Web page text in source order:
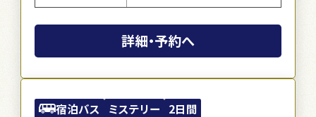
詳細・予約へ
宿泊バス ミステリー
2日間